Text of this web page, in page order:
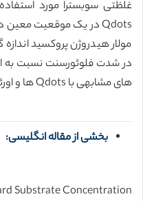
مولار هیدروژن پروکسید
های مشابهی با Qdots ها و اورئاز انجام شد.
بخشی از مقاله انگلیسی:
Substrate Concentration